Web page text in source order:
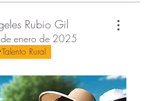
Rubio Gil
enero de 2025
Talento Rural
damos la bienvenida a La
Pueblo, el gra...